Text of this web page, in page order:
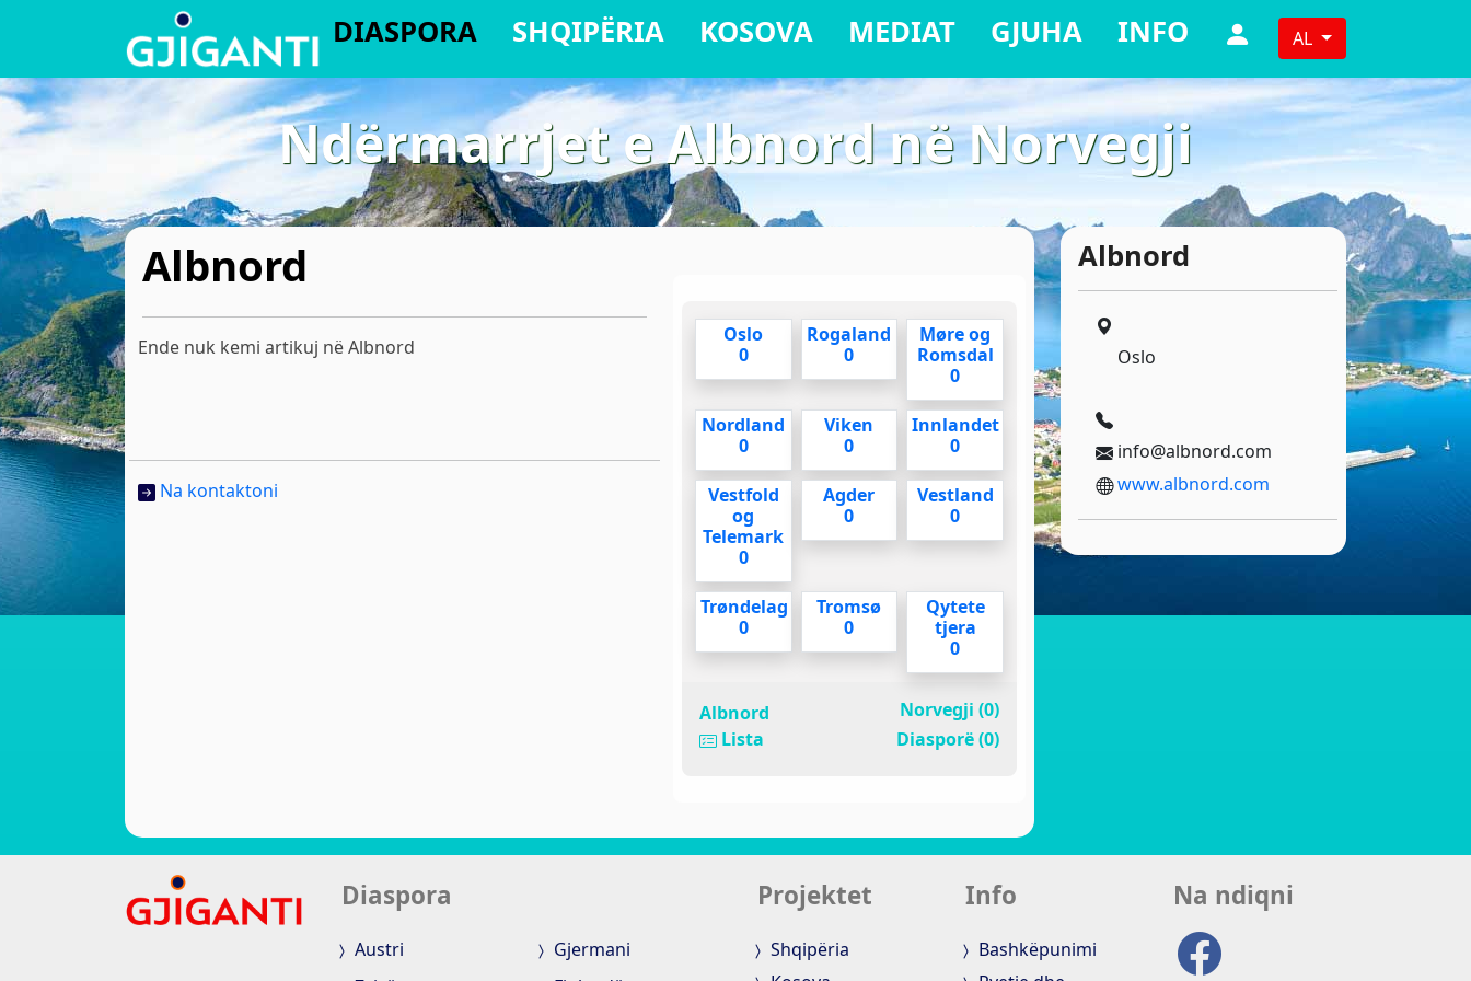
DIASPORA SHQIPËRIA KOSOVA MEDIAT GJUHA INFO AL
Ndërmarrjet e Albnord në Norvegji
Albnord
Ende nuk kemi artikuj në Albnord
Na kontaktoni
Oslo
0
Rogaland
0
Møre og
Romsdal
0
Nordland
0
Viken
0
Innlandet
0
Vestfold
og
Telemark
0
Agder
0
Vestland
0
Trøndelag
0
Tromsø
0
Qytete
tjera
0
Albnord
Lista
Norvegji (0)
Diasporë (0)
Albnord
Oslo
info@albnord.com
www.albnord.com
Diaspora
Austri
Gjermani
Projektet
Shqipëria
Info
Bashkëpunimi
Na ndiqni